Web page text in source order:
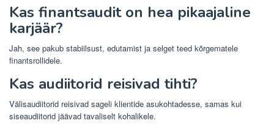
Kas finantsaudit on hea pikaajaline
karjäär?
Jah, see pakub stabiilsust, edutamist ja selget teed kõrgematele
finantsrollidele.
Kas audiitorid reisivad tihti?
Välisaudiitorid reisivad sageli klientide asukohtadesse, samas kui
siseaudiitorid jäävad tavaliselt kohalikele.